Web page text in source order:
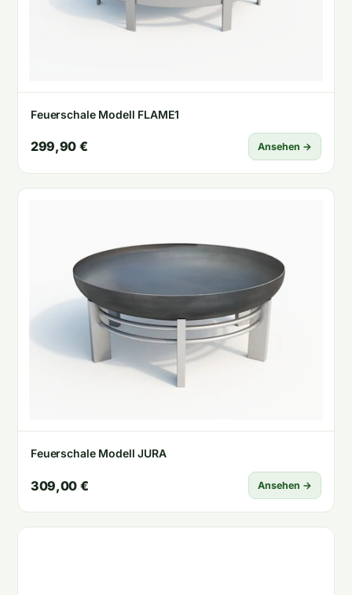
Feuerschale Modell FLAME1
299,90 € Ansehen →
Feuerschale Modell JURA
309,00 € Ansehen →